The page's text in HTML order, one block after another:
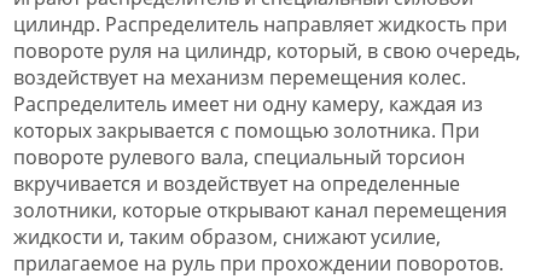
цилиндр. Распределитель направляет жидкость при
повороте руля на цилиндр, который, в свою очередь,
воздействует на механизм перемещения колес.
Распределитель имеет ни одну камеру, каждая из
которых закрывается с помощью золотника. При
повороте рулевого вала, специальный торсион
вкручивается и воздействует на определенные
золотники, которые открывают канал перемещения
жидкости и, таким образом, снижают усилие,
прилагаемое на руль при прохождении поворотов.